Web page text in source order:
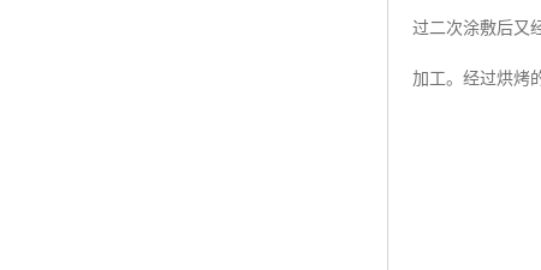
过二次涂敷后又
加工。经过烘烤